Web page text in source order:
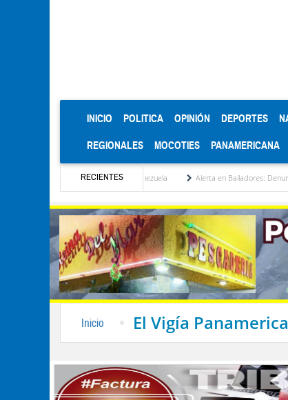
INICIO (CURRENT)
POLITICA OPINIÓN DEPORTES
REGIONALES MOCOTIES PANAMERICANA
RECIENTES
de Venezuela Alerta en Bailadores: Denuncian
Inicio El Vigía